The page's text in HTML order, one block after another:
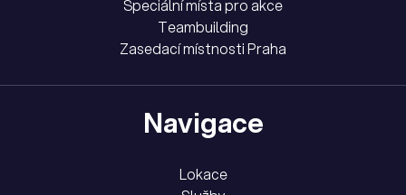
Speciální místa pro akce
Teambuilding
Zasedací místnosti Praha
Navigace
Lokace